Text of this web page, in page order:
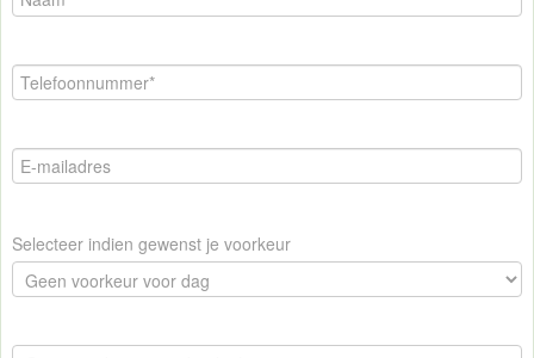
Selecteer indien gewenst je voorkeur